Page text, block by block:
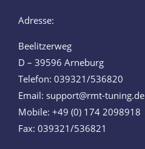
Adresse:
Beelitzerweg
D – 39596 Arneburg
Telefon: 039321/536820
Email: support@rmt-tuning.de
Mobile: +49 (0) 174 2098918
Fax: 039321/536821